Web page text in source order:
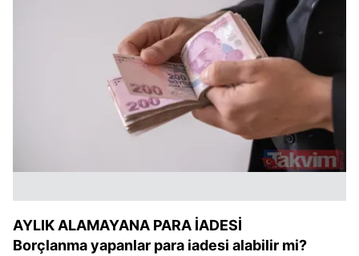
AYLIK ALAMAYANA PARA İADESİ
Borçlanma yapanlar para iadesi alabilir mi?